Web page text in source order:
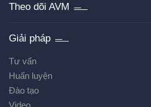
Theo dõi AVM
Giải pháp
Tư vấn
Huấn luyện
Đào tạo
Video